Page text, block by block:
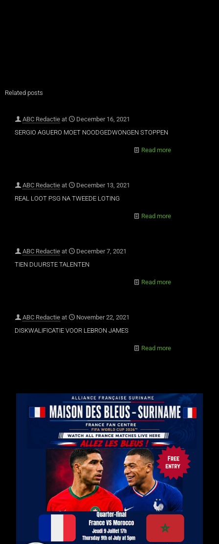
Related posts
ABC Redactie at
December 16, 2021
SERGIO AGUERO MOET NOODGEDWONGEN STOPPEN
Read more
ABC Redactie at
December 13, 2021
REAL LOOT PSG NA TWEEDE LOTING
Read more
ABC Redactie at
December 7, 2021
TIEN DUURSTE TALENTEN
Read more
ABC Redactie at
November 22, 2021
DISKWALIFICATIE VOOR LEBRON JAMES
Read more